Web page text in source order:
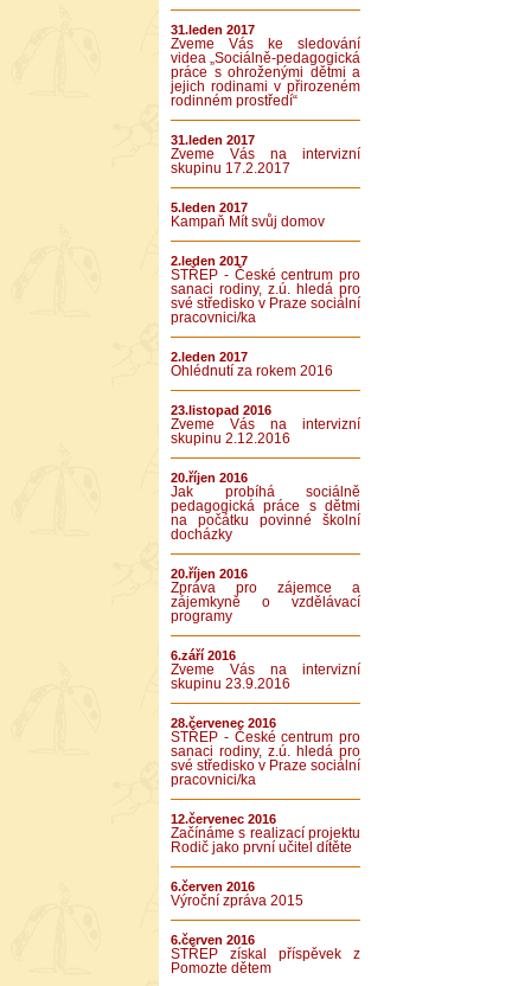
31.leden 2017
Zveme Vás ke sledování
videa „Sociálně-pedagogická
práce s ohroženými dětmi a
jejich rodinami v přirozeném
rodinném prostředí“
31.leden 2017
Zveme Vás na intervizní
skupinu 17.2.2017
5.leden 2017
Kampaň Mít svůj domov
2.leden 2017
STŘEP - České centrum pro
sanaci rodiny, z.ú. hledá pro
své středisko v Praze sociální
pracovnici/ka
2.leden 2017
Ohlédnutí za rokem 2016
23.listopad 2016
Zveme Vás na intervizní
skupinu 2.12.2016
20.říjen 2016
Jak probíhá sociálně
pedagogická práce s dětmi
na počátku povinné školní
docházky
20.říjen 2016
Zpráva pro zájemce a
zájemkyně o vzdělávací
programy
6.září 2016
Zveme Vás na intervizní
skupinu 23.9.2016
28.červenec 2016
STŘEP - České centrum pro
sanaci rodiny, z.ú. hledá pro
své středisko v Praze sociální
pracovnici/ka
12.červenec 2016
Začínáme s realizací projektu
Rodič jako první učitel dítěte
6.červen 2016
Výroční zpráva 2015
6.červen 2016
STŘEP získal příspěvek z
Pomozte dětem